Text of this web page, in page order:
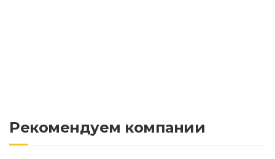
Рекомендуем компании